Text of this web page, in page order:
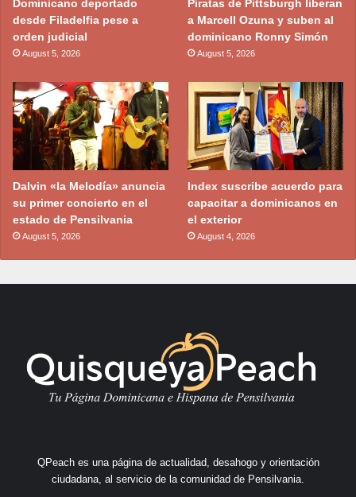
Dominicano deportado
desde Filadelfia pese a
orden judicial
August 5, 2026
Piratas de Pittsburgh liberan
a Marcell Ozuna y suben al
dominicano Ronny Simón
August 5, 2026
Dalvin «la Melodía» anuncia
su primer concierto en el
estado de Pensilvania
August 5, 2026
Index suscribe acuerdo para
capacitar a dominicanos en
el exterior
August 4, 2026
QPeach es una página de actualidad, desahogo y orientación
ciudadana, al servicio de la comunidad de Pensilvania.